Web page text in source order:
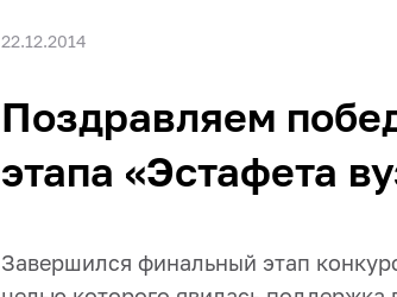
22.12.2014
Поздравляем
этапа «Эстафета
Завершился финальный этап